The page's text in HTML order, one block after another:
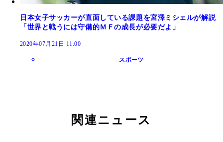
日本女子サッカーが直面している課題を宮澤ミシェルが解説
「世界と戦うには守備的ＭＦの成長が必要だよ」
2020年07月21日 11:00
スポーツ
関連ニュース